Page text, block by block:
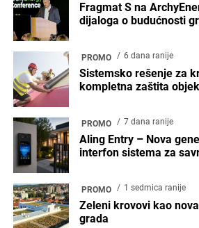
Fragmat S na
dijaloga o budućnosti
PROMO 6 dana ranije
Sistemsko rešenje za
kompletna zaštita
PROMO 7 dana ranije
Aling Entry – Nova
interfon sistema za
PROMO 1 sedmica ranije
Zeleni krovovi kao
grada